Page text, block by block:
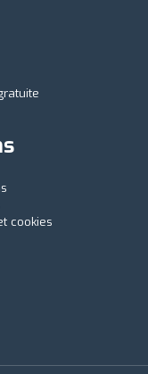
cookies